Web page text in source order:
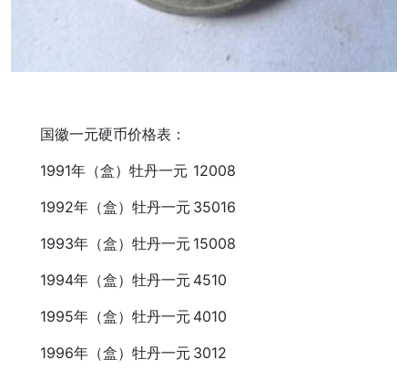
国徽一元硬币价格表：
1991年（盒）牡丹一元 12008
1992年（盒）牡丹一元 35016
1993年（盒）牡丹一元 15008
1994年（盒）牡丹一元 4510
1995年（盒）牡丹一元 4010
1996年（盒）牡丹一元 3012